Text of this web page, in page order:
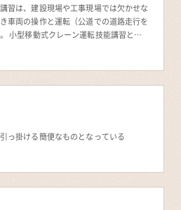
習は、建設現場や工事現場では欠かせな
車両の操作と運転（公道での道路走行を
習と
技能講習は、つり上
っ掛ける簡便なものとなっている